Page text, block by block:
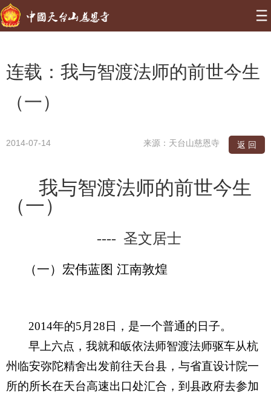
连载：我与智渡法师的前世今生
（一）
2014-07-14 返 回
来源：天台山慈恩寺
我与智渡法师的前世今生
（一）
---- 圣文居士
（一） 宏伟蓝图 江南敦煌
2014年的5月28日，是一个普通的日子。
早上六点，我就和皈依法师智渡法师驱车从杭
州临安弥陀精舍出发前往天台县，与省直设计院一
所的所长在天台高速出口处汇合，到县政府去参加